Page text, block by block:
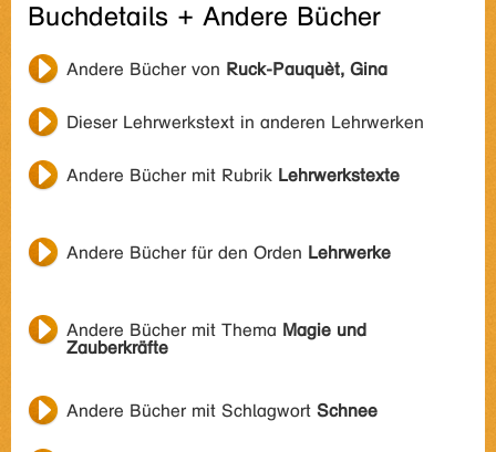
Buchdetails + Andere Bücher
Andere Bücher von Ruck-Pauquèt, Gina
Dieser Lehrwerkstext in anderen Lehrwerken
Andere Bücher mit Rubrik Lehrwerkstexte
Andere Bücher für den Orden Lehrwerke
Andere Bücher mit Thema Magie und
Zauberkräfte
Andere Bücher mit Schlagwort Schnee